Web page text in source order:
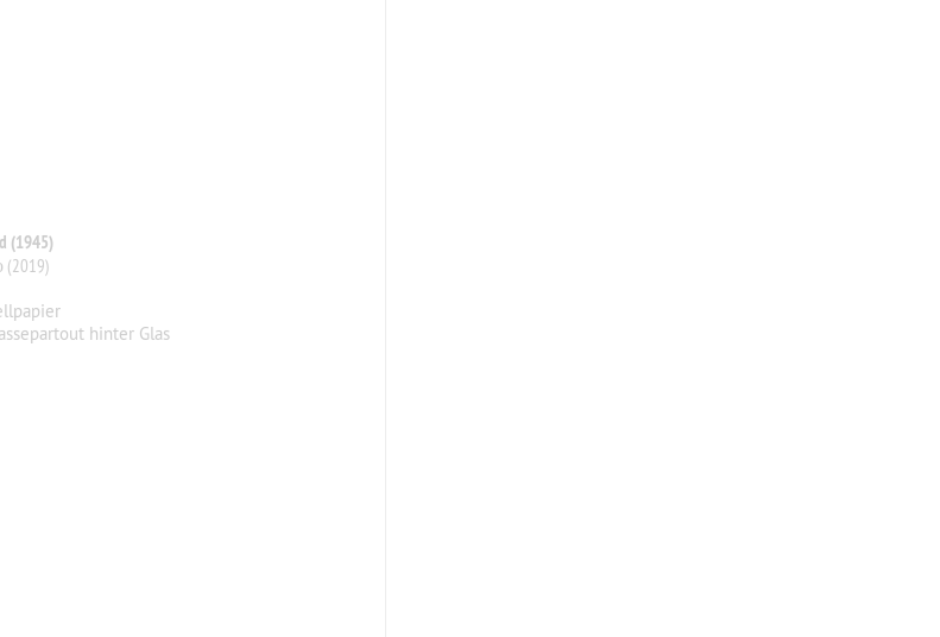
(1945)
(2019)
hinter Glas